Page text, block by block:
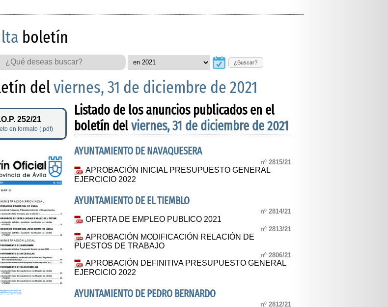
boletín
¿Buscar?
delviernes, 31 de diciembre de 2021
252/21
en formato (.pdf)
Listado de los anuncios publicados en el
boletín delviernes, 31 de diciembre de 2021
AYUNTAMIENTO DE NAVAQUESERA
nº 2815/21
APROBACIÓN INICIAL PRESUPUESTO GENERAL
EJERCICIO 2022
AYUNTAMIENTO DE EL TIEMBLO
nº 2814/21
OFERTA DE EMPLEO PUBLICO 2021
nº 2813/21
APROBACIÓN MODIFICACIÓN RELACIÓN DE
PUESTOS DE TRABAJO
nº 2806/21
APROBACIÓN DEFINITIVA PRESUPUESTO GENERAL
EJERCICIO 2022
AYUNTAMIENTO DE PEDRO BERNARDO
nº 2812/21